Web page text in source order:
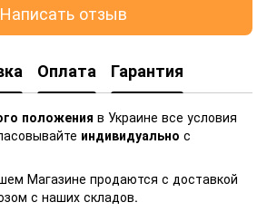
Написать отзыв
Оплата Гарантия
положения в Украине все условия
индивидуально с
Магазине продаются с доставкой
с наших складов.